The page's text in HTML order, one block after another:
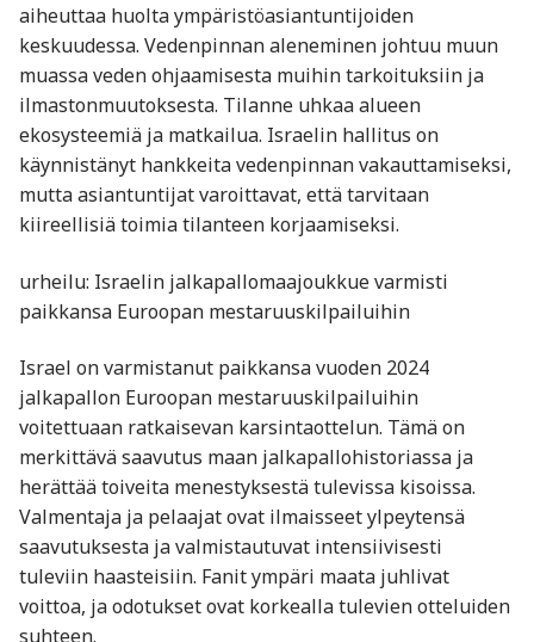
aiheuttaa huolta ympäristöasiantuntijoiden
keskuudessa. Vedenpinnan aleneminen johtuu muun
muassa veden ohjaamisesta muihin tarkoituksiin ja
ilmastonmuutoksesta. Tilanne uhkaa alueen
ekosysteemiä ja matkailua. Israelin hallitus on
käynnistänyt hankkeita vedenpinnan vakauttamiseksi,
mutta asiantuntijat varoittavat, että tarvitaan
kiireellisiä toimia tilanteen korjaamiseksi.
urheilu: Israelin jalkapallomaajoukkue varmisti
paikkansa Euroopan mestaruuskilpailuihin
Israel on varmistanut paikkansa vuoden 2024
jalkapallon Euroopan mestaruuskilpailuihin
voitettuaan ratkaisevan karsintaottelun. Tämä on
merkittävä saavutus maan jalkapallohistoriassa ja
herättää toiveita menestyksestä tulevissa kisoissa.
Valmentaja ja pelaajat ovat ilmaisseet ylpeytensä
saavutuksesta ja valmistautuvat intensiivisesti
tuleviin haasteisiin. Fanit ympäri maata juhlivat
voittoa, ja odotukset ovat korkealla tulevien otteluiden
suhteen.